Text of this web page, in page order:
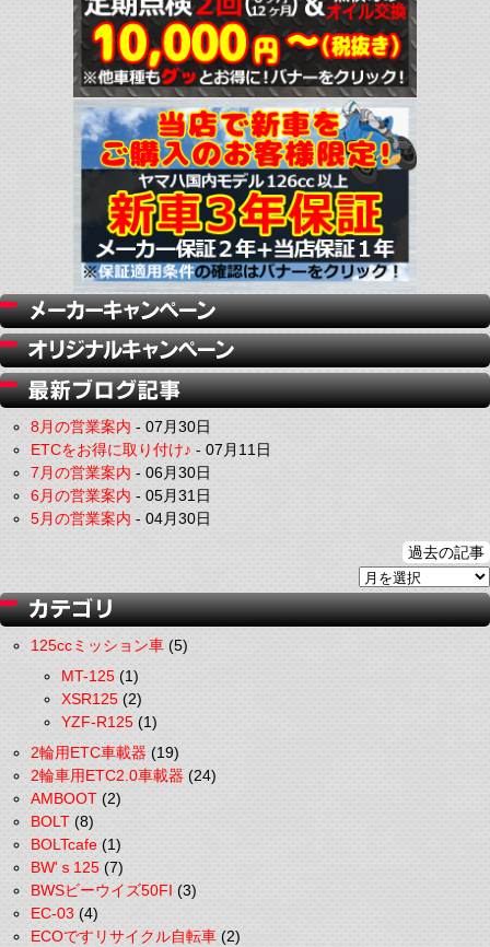
8月の営業案内-07月30日
ETCをお得に取り付け♪-07月11日
7月の営業案内-06月30日
6月の営業案内-05月31日
5月の営業案内-04月30日
過去の記事
125ccミッション車(5)
MT-125(1)
XSR125(2)
YZF-R125(1)
2輪用ETC車載器(19)
2輪車用ETC2.0車載器(24)
AMBOOT(2)
BOLT(8)
BOLTcafe(1)
BW'ｓ125(7)
BWSビーウイズ50FI(3)
EC-03(4)
ECOですリサイクル自転車(2)